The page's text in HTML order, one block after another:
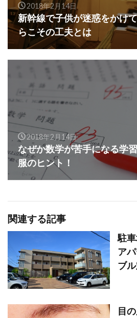
2018年2月14日
新幹線で子供が迷惑をかけ
らこその工夫とは
2018年2月14日
なぜか数学が苦手になる学
服のヒント！
関連する記事
駐
ア
ブ
目